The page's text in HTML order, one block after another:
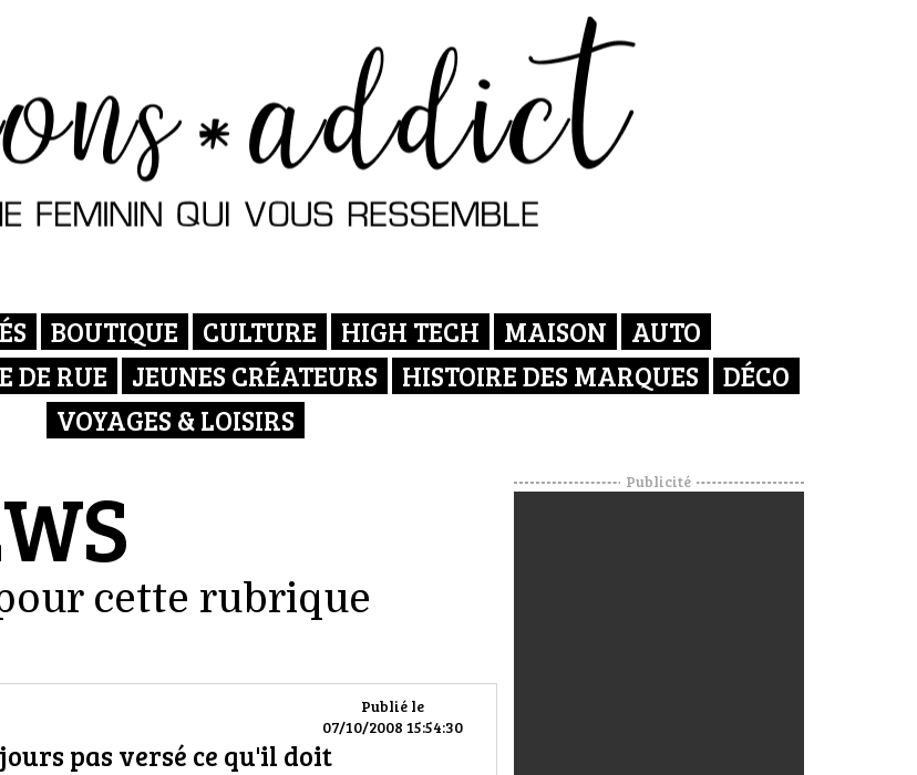
BOUTIQUE CULTURE HIGH TECH MAISON
AUTO
DE RUE JEUNES CRÉATEURS HISTOIRE DES MARQUES
DÉCO
VOYAGES & LOISIRS
cette rubrique
Publié le
07/10/2008 15:54:30
pas versé ce qu'il doit
Publicité